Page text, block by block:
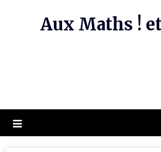
Aux Maths !